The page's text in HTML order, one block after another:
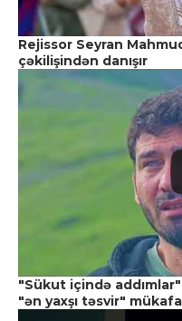
Rejissor Seyran
çəkilişindən danışır
"Sükut içində
"ən yaxşı təsvir"